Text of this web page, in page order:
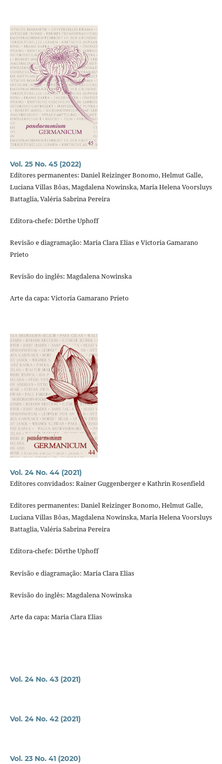
Vol. 25 No. 45 (2022)
Editores permanentes: Daniel Reizinger Bonomo, Helmut Galle,
Luciana Villas Bôas, Magdalena Nowinska, Maria Helena Voorsluys
Battaglia, Valéria Sabrina Pereira
Editora-chefe: Dörthe Uphoff
Revisão e diagramação: Maria Clara Elias e Victoria Gamarano
Prieto
Revisão do inglês: Magdalena Nowinska
Arte da capa: Victoria Gamarano Prieto
Vol. 24 No. 44 (2021)
Editores convidados: Rainer Guggenberger e Kathrin Rosenfield
Editores permanentes: Daniel Reizinger Bonomo, Helmut Galle,
Luciana Villas Bôas, Magdalena Nowinska, Maria Helena Voorsluys
Battaglia, Valéria Sabrina Pereira
Editora-chefe: Dörthe Uphoff
Revisão e diagramação: Maria Clara Elias
Revisão do inglês: Magdalena Nowinska
Arte da capa: Maria Clara Elias
Vol. 24 No. 43 (2021)
Vol. 24 No. 42 (2021)
Vol. 23 No. 41 (2020)